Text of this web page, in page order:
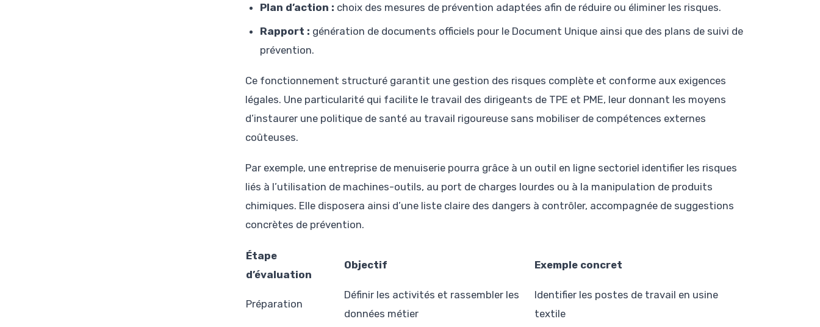
Plan d’action : choix des mesures de prévention adaptées afin de réduire ou éliminer les risques.
Rapport : génération de documents officiels pour le Document Unique ainsi que des plans de suivi de
prévention.
Ce fonctionnement structuré garantit une gestion des risques complète et conforme aux exigences
légales. Une particularité qui facilite le travail des dirigeants de TPE et PME, leur donnant les moyens
d’instaurer une politique de santé au travail rigoureuse sans mobiliser de compétences externes
coûteuses.
Par exemple, une entreprise de menuiserie pourra grâce à un outil en ligne sectoriel identifier les risques
liés à l’utilisation de machines-outils, au port de charges lourdes ou à la manipulation de produits
chimiques. Elle disposera ainsi d’une liste claire des dangers à contrôler, accompagnée de suggestions
concrètes de prévention.
Étape
d’évaluation
Objectif Exemple concret
Préparation
Définir les activités et rassembler les
données métier
Identifier les postes de travail en usine
textile